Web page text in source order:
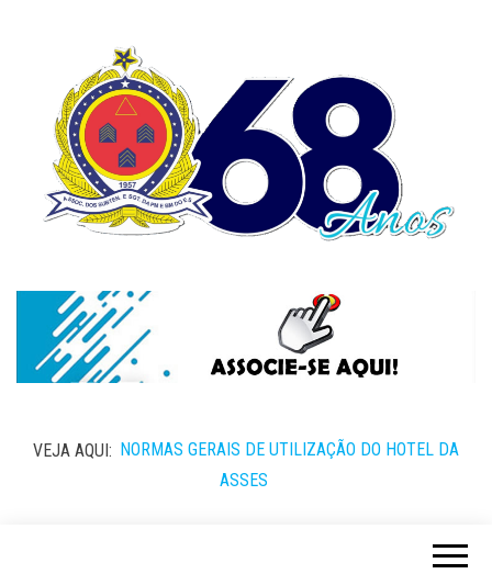
VEJA AQUI: NORMAS GERAIS DE UTILIZAÇÃO DO HOTEL DA
ASSES